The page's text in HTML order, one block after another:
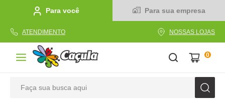
Para você Para sua empresa
ATENDIMENTO NOSSAS LOJAS
0